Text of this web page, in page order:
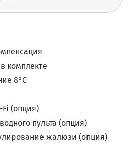
комплекте
8°С
(опция)
пульта (опция)
жалюзи (опция)